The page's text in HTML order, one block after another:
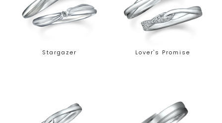
Stargazer Lover's Promise